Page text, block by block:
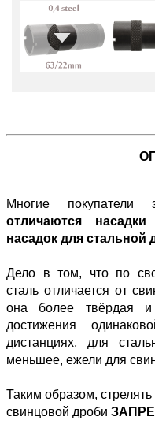
Многие
отличаются
насадок для стальной
Дело в том, что по
сталь отличается от
она более твёрдая и
достижения
дистанциях, для
меньшее, ежели для
Таким образом,
свинцовой дроби